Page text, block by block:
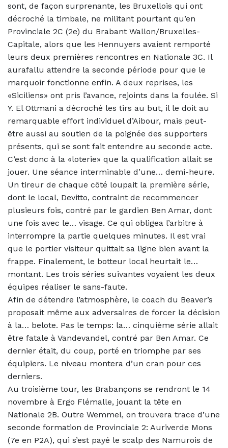
sont, de façon surprenante, les Bruxellois qui ont
décroché la timbale, ne militant pourtant qu’en
Provinciale 2C (2e) du Brabant Wallon/Bruxelles-
Capitale, alors que les Hennuyers avaient remporté
leurs deux premières rencontres en Nationale 3C. Il
aurafallu attendre la seconde période pour que le
marquoir fonctionne enfin. A deux reprises, les
«Siciliens» ont pris l’avance, rejoints dans la foulée. Si
Y. El Ottmani a décroché les tirs au but, il le doit au
remarquable effort individuel d’Aibour, mais peut-
être aussi au soutien de la poignée des supporters
présents, qui se sont fait entendre au seconde acte.
C’est donc à la «loterie» que la qualification allait se
jouer. Une séance interminable d’une… demi-heure.
Un tireur de chaque côté loupait la première série,
dont le local, Devitto, contraint de recommencer
plusieurs fois, contré par le gardien Ben Amar, dont
une fois avec le… visage. Ce qui obligea l’arbitre à
interrompre la partie quelques minutes. Il est vrai
que le portier visiteur quittait sa ligne bien avant la
frappe. Finalement, le botteur local heurtait le…
montant. Les trois séries suivantes voyaient les deux
équipes réaliser le sans-faute.
Afin de détendre l’atmosphère, le coach du Beaver’s
proposait même aux adversaires de forcer la décision
à la… belote. Pas le temps: la… cinquième série allait
être fatale à Vandevandel, contré par Ben Amar. Ce
dernier était, du coup, porté en triomphe par ses
équipiers. Le niveau montera d’un cran pour ces
derniers.
Au troisième tour, les Brabançons se rendront le 14
novembre à Ergo Flémalle, jouant la tête en
Nationale 2B. Outre Wemmel, on trouvera trace d’une
seconde formation de Provinciale 2: Auriverde Mons
(7e en P2A), qui s’est payé le scalp des Namurois de